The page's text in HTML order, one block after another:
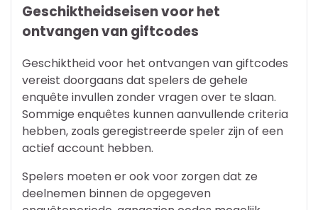
Geschiktheidseisen voor het
ontvangen van giftcodes
Geschiktheid voor het ontvangen van giftcodes
vereist doorgaans dat spelers de gehele
enquête invullen zonder vragen over te slaan.
Sommige enquêtes kunnen aanvullende criteria
hebben, zoals geregistreerde speler zijn of een
actief account hebben.
Spelers moeten er ook voor zorgen dat ze
deelnemen binnen de opgegeven